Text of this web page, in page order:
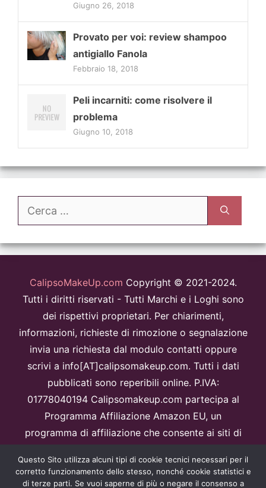
Giugno 26, 2018
Provato per voi: review shampoo
antigiallo Fanola
Febbraio 18, 2018
Peli incarniti: come risolvere il
problema
Giugno 10, 2018
Ricerca
CalipsoMakeUp.com Copyright © 2021-2024.
Tutti i diritti riservati - Tutti Marchi e i Loghi sono
dei rispettivi proprietari. Per chiarimenti,
informazioni, richieste di rimozione o segnalazione
invia una richiesta dal modulo contatti oppure
scrivi a info[AT]calipsomakeup.com. Tutti i dati
pubblicati sono reperibili online. P.IVA:
01778040194 Calipsomakeup.com partecipa al
Programma Affiliazione Amazon EU, un
programma di affiliazione che consente ai siti di
pubblicizzando e fornendo link al sitoAmazon.it.
Disclaimer
Questo Sito utilizza alcuni tipi di cookie tecnici necessari per il
corretto funzionamento dello stesso, nonché cookie statistici e
di terze parti. Se vuoi saperne di più o negare il consenso a